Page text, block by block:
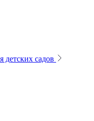
детских садов